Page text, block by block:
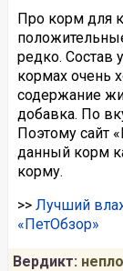
Про корм для
редко. Состав
кормах очень
содержание
добавка. По
Поэтому сайт
данный корм
корму.
>> Лучший
«ПетОбзор»
Вердикт: